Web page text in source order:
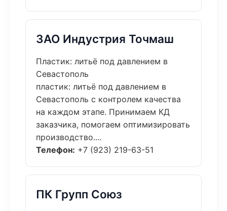
ЗАО Индустрия Точмаш
Пластик: литьё под давлением в
Севастополь
пластик: литьё под давлением в
Севастополь с контролем качества
на каждом этапе. Принимаем КД
заказчика, помогаем оптимизировать
производство....
Телефон: +7 (923) 219-63-51
ПК Групп Союз